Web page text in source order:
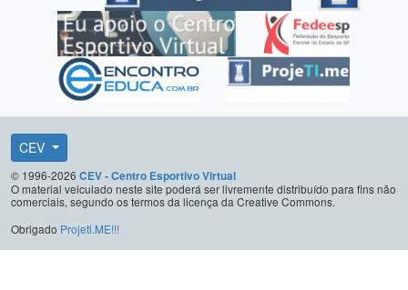
CEV
© 1996-2026 CEV - Centro Esportivo Virtual
O material veiculado neste site poderá ser livremente distribuído para fins não
comerciais, segundo os termos da licença da Creative Commons.
Obrigado Projeti.ME!!!